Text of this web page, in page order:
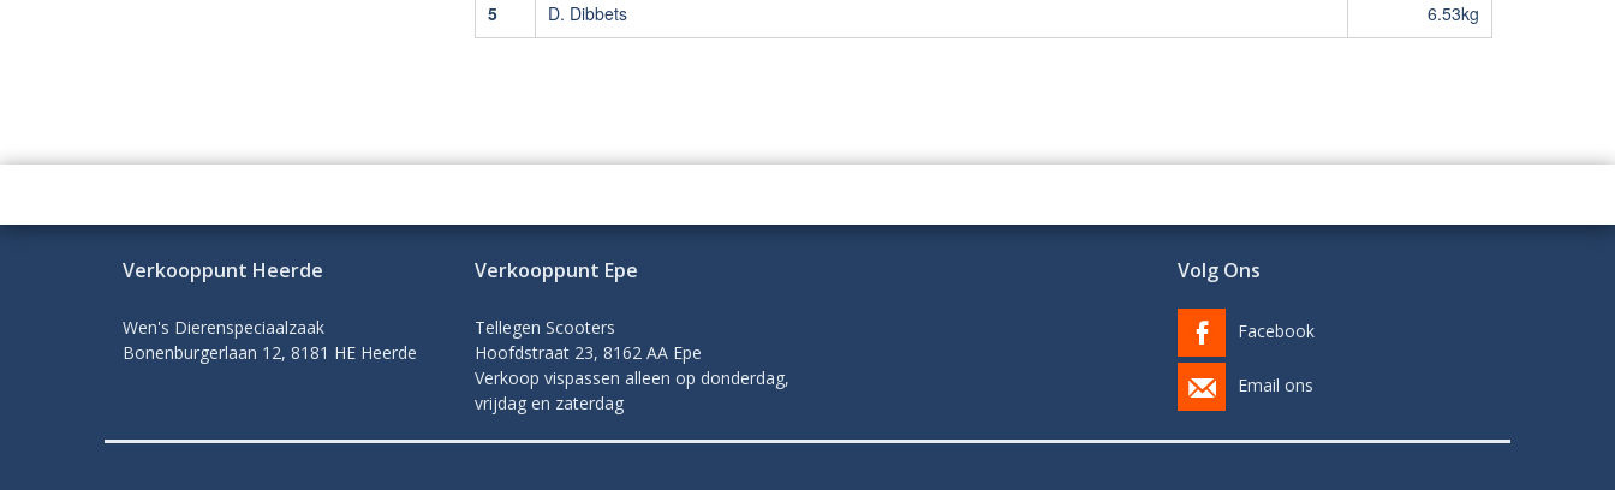
5 D. Dibbets 6.53kg
Verkooppunt Heerde
Wen's Dierenspeciaalzaak
Bonenburgerlaan 12, 8181 HE Heerde
Verkooppunt Epe
Tellegen Scooters
Hoofdstraat 23, 8162 AA Epe
Verkoop vispassen alleen op donderdag,
vrijdag en zaterdag
Volg Ons
Facebook
Email ons